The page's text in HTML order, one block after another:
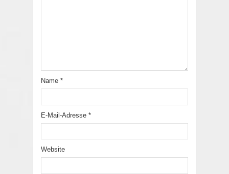
Name *
E-Mail-Adresse *
Website